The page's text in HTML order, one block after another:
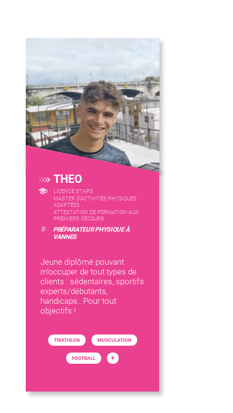
THEO
LICENCE STAPS
MASTER D'ACTIVITÉS PHYSIQUES
ADAPTÉES
ATTESTATION DE FORMATION AUX
PREMIERS SECOURS
#
PRÉPARATEUR PHYSIQUE À
VANNES
Jeune diplômé pouvant
m'occuper de tout types de
clients : sédentaires, sportifs
experts/débutants,
handicaps.. Pour tout
objectifs !
TRIATHLON MUSCULATION
FOOTBALL +